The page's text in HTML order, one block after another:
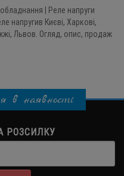
| Реле напруги
напругив Києві, Харкові,
Львов. Огляд, опис, продаж
в наявності
РОЗСИЛКУ